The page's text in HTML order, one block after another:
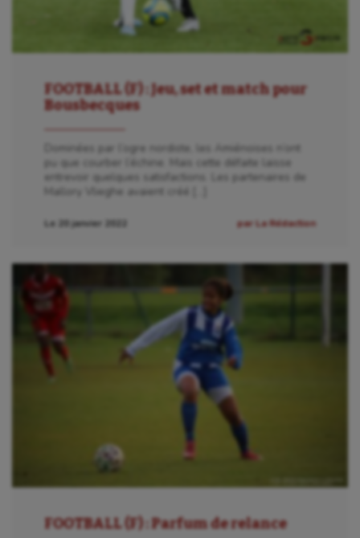
FOOTBALL (F) : Jeu, set et match pour
Bousbecques
Dominées par l’ogre nordiste, les Amiénoises n’ont
pu que courber l’échine. Mais cette défaite laisse
entrevoir quelques satisfactions. Les partenaires de
Mallory Vlieghe avaient créé […]
Le 20 janvier 2022 par La Rédaction
FOOTBALL (F) : Parfum de relance